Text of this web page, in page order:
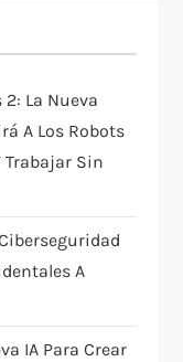
La Nueva
A Los Robots
Trabajar Sin
A
IA Para Crear